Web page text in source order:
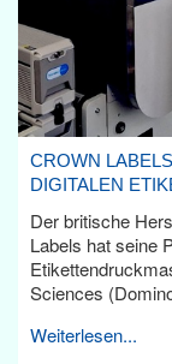
CROWN
DIGITALEN
Der britische
Labels hat seine
Sciences
Weiterlesen...